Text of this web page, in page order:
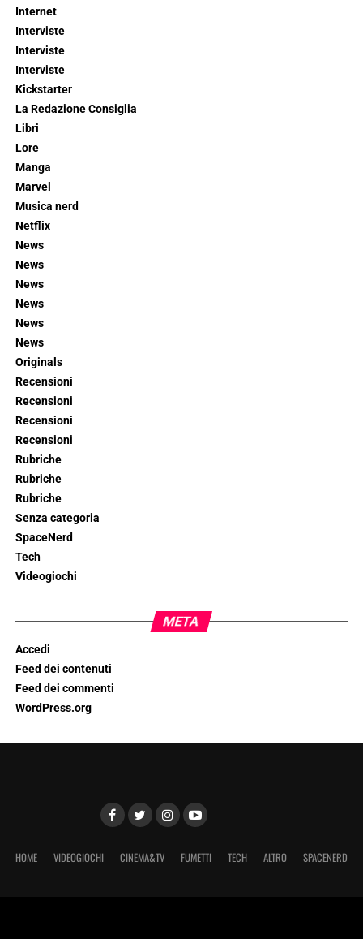
Internet
Interviste
Interviste
Interviste
Kickstarter
La Redazione Consiglia
Libri
Lore
Manga
Marvel
Musica nerd
Netflix
News
News
News
News
News
News
Originals
Recensioni
Recensioni
Recensioni
Recensioni
Rubriche
Rubriche
Rubriche
Senza categoria
SpaceNerd
Tech
Videogiochi
META
Accedi
Feed dei contenuti
Feed dei commenti
WordPress.org
HOME VIDEOGIOCHI CINEMA&TV FUMETTI TECH ALTRO SPACENERD